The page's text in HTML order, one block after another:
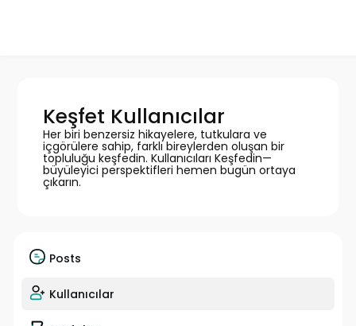
Keşfet Kullanıcılar
Her biri benzersiz hikayelere, tutkulara ve
içgörülere sahip, farklı bireylerden oluşan bir
topluluğu keşfedin. Kullanıcıları Keşfedin—
büyüleyici perspektifleri hemen bugün ortaya
çıkarın.
Posts
Kullanıcılar